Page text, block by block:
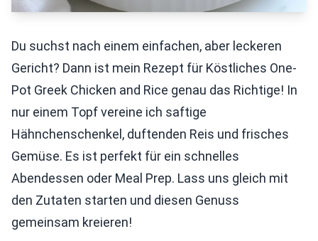
Du suchst nach einem einfachen, aber leckeren
Gericht? Dann ist mein Rezept für Köstliches One-
Pot Greek Chicken and Rice genau das Richtige! In
nur einem Topf vereine ich saftige
Hähnchenschenkel, duftenden Reis und frisches
Gemüse. Es ist perfekt für ein schnelles
Abendessen oder Meal Prep. Lass uns gleich mit
den Zutaten starten und diesen Genuss
gemeinsam kreieren!